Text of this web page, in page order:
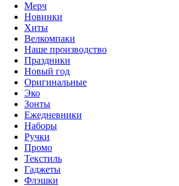
Мерч
Новинки
Хиты
Велкомпаки
Наше производство
Праздники
Новый год
Оригинальные
Эко
Зонты
Ежедневники
Наборы
Ручки
Промо
Текстиль
Гаджеты
Флэшки